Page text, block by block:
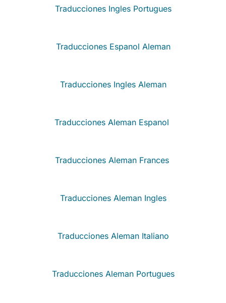
Traducciones Ingles Portugues
Traducciones Espanol Aleman
Traducciones Ingles Aleman
Traducciones Aleman Espanol
Traducciones Aleman Frances
Traducciones Aleman Ingles
Traducciones Aleman Italiano
Traducciones Aleman Portugues